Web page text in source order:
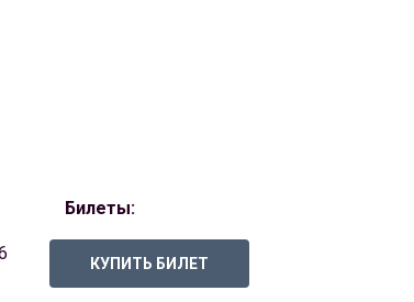
Билеты:
КУПИТЬ БИЛЕТ